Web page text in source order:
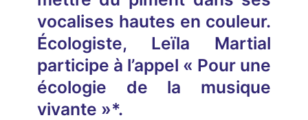
vocalises hautes en couleur.
Écologiste, Leïla Martial
participe à l’appel « Pour une
écologie de la musique
vivante »*.